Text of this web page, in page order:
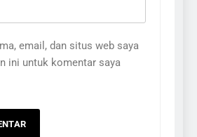
email, dan situs web saya
ini untuk komentar saya